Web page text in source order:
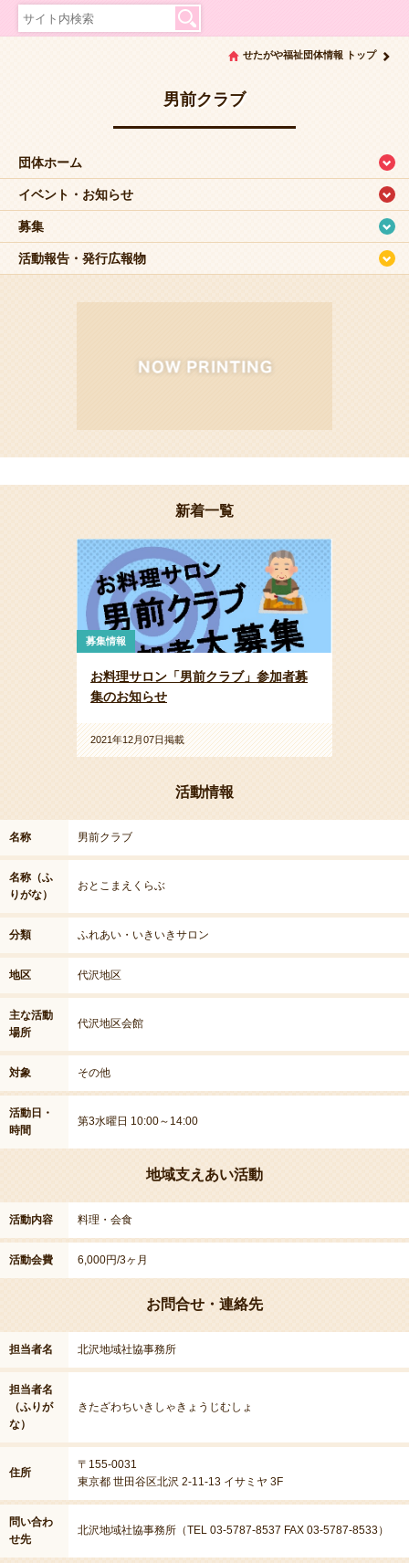
せたがや福祉団体情報 トップ
男前クラブ
団体ホーム
イベント・お知らせ
募集
活動報告・発行広報物
新着一覧
募集情報
お料理サロン「男前クラブ」参加者募
集のお知らせ
2021年12月07日掲載
活動情報
名称 男前クラブ
名称（ふ
りがな）
おとこまえくらぶ
分類 ふれあい・いきいきサロン
地区 代沢地区
主な活動
場所
代沢地区会館
対象 その他
活動日・
時間
第3水曜日 10:00～14:00
地域支えあい活動
活動内容 料理・会食
活動会費 6,000円/3ヶ月
お問合せ・連絡先
担当者名 北沢地域社協事務所
担当者名
（ふりが
な）
きたざわちいきしゃきょうじむしょ
住所
〒155-0031
東京都 世田谷区北沢 2-11-13 イサミヤ 3F
問い合わ
せ先
北沢地域社協事務所（TEL 03-5787-8537 FAX 03-5787-8533）